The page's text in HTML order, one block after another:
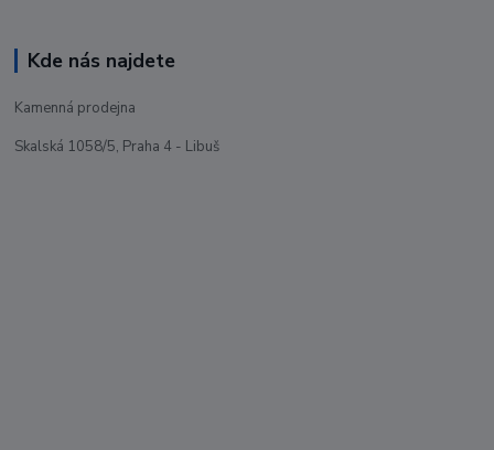
Kde nás najdete
Kamenná prodejna
Skalská 1058/5, Praha 4 - Libuš